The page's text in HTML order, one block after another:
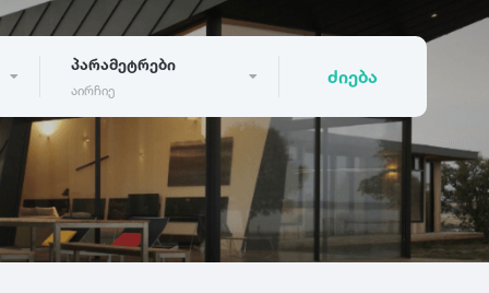
გუდაური
აბასთუმანი
არაშენდა
ასპინძა
300
პარამეტრები
აირჩიე
ძიება